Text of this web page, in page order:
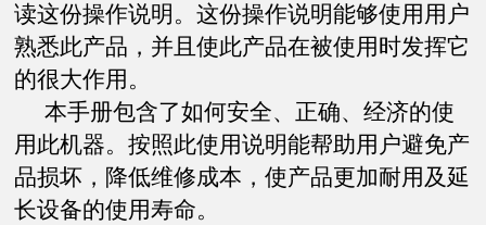
读这份操作说明。这份操作说明能够使用用户
熟悉此产品，并且使此产品在被使用时发挥它
的很大作用。
本手册包含了如何安全、正确、经济的使
用此机器。按照此使用说明能帮助用户避免产
品损坏，降低维修成本，使产品更加耐用及延
长设备的使用寿命。